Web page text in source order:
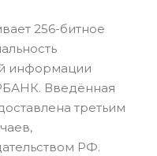
256-битное
информации
Введённая
третьим
РФ.